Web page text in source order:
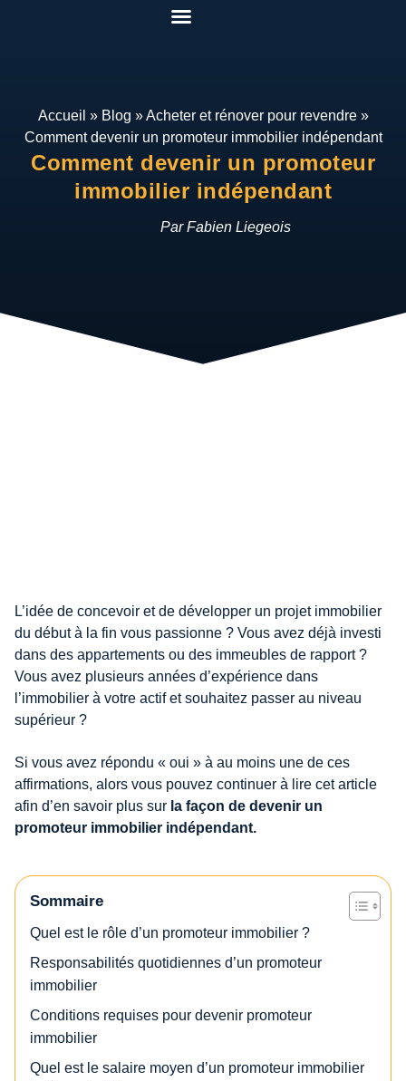
Accueil » Blog »Acheter et rénover pour revendre»
Comment devenir un promoteur immobilier indépendant
Comment devenir un promoteur
immobilier indépendant
Par Fabien Liegeois
L’idée de concevoir et de développer un projet immobilier
du début à la fin vous passionne ? Vous avez déjà investi
dans des appartements ou des immeubles de rapport ?
Vous avez plusieurs années d’expérience dans
l’immobilier à votre actif et souhaitez passer au niveau
supérieur ?
Si vous avez répondu « oui » à au moins une de ces
affirmations, alors vous pouvez continuer à lire cet article
afin d’en savoir plus sur la façon de devenir un
promoteur immobilier indépendant.
Sommaire
Quel est le rôle d’un promoteur immobilier ?
Responsabilités quotidiennes d’un promoteur
immobilier
Conditions requises pour devenir promoteur
immobilier
Quel est le salaire moyen d’un promoteur immobilier